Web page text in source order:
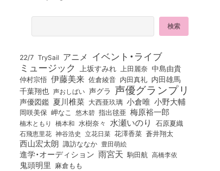
22/7 TrySail アニメ イベント・ライブ
ミュージック 上坂すみれ 上田麗奈 中島由貴
仲村宗悟 伊藤美来 佐倉綾音 内田真礼 内田雄馬
千葉翔也 声おしばい 声グラ 声優グランプリ
声優図鑑 夏川椎菜 大西亜玖璃 小倉唯 小野大輔
岡咲美保 岬なこ 悠木碧 指出毬亜 梅原裕一郎
楠木ともり 橋本和 水樹奈々 水瀬いのり 石原夏織
石飛恵里花 神谷浩史 立花日菜 花澤香菜 蒼井翔太
西山宏太朗 諏訪ななか 豊田萌絵
進学・オーディション 雨宮天 駒田航 高橋李依
鬼頭明里 麻倉もも